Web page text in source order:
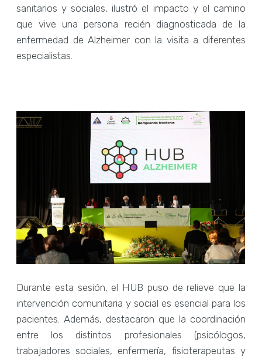
sanitarios y sociales, ilustró el impacto y el camino
que vive una persona recién diagnosticada de la
enfermedad de Alzheimer con la visita a diferentes
especialistas.
Durante esta sesión, el HUB puso de relieve que la
intervención comunitaria y social es esencial para los
pacientes. Además, destacaron que la coordinación
entre los distintos profesionales (psicólogos,
trabajadores sociales, enfermería, fisioterapeutas y